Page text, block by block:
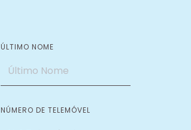
ÚLTIMO NOME
NÚMERO DE TELEMÓVEL